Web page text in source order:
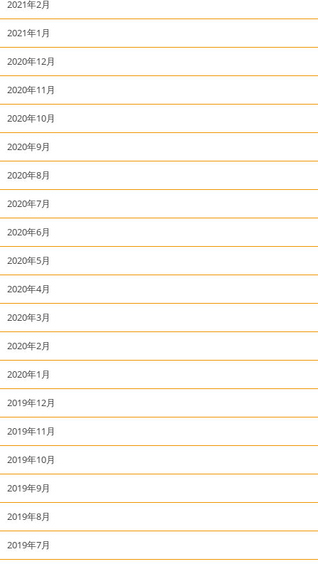
2021年2月
2021年1月
2020年12月
2020年11月
2020年10月
2020年9月
2020年8月
2020年7月
2020年6月
2020年5月
2020年4月
2020年3月
2020年2月
2020年1月
2019年12月
2019年11月
2019年10月
2019年9月
2019年8月
2019年7月